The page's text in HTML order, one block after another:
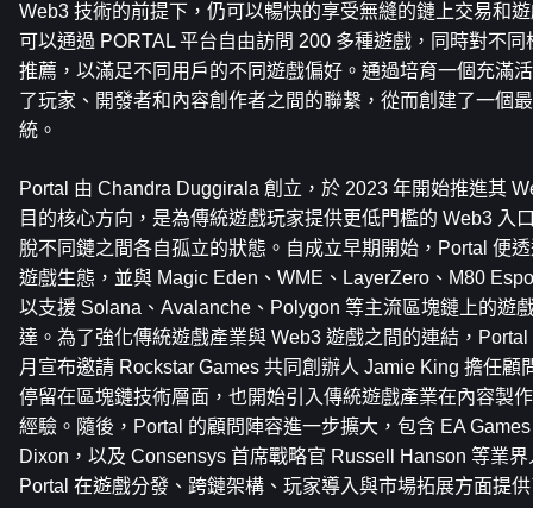
Web3 技術的前提下，仍可以暢快的享受無縫的鏈上交易和
可以通過 PORTAL 平台自由訪問 200 多種遊戲，同時對不
推薦，以滿足不同用戶的不同遊戲偏好。通過培育一個充滿
了玩家、開發者和內容創作者之間的聯繫，從而創建了一個
統。
Portal 由 Chandra Duggirala 創立，於 2023 年開始推進其
目的核心方向，是為傳統遊戲玩家提供更低門檻的 Web3 入
脫不同鏈之間各自孤立的狀態。自成立早期開始，Portal 便
遊戲生態，並與 Magic Eden、WME、LayerZero、M80
以支援 Solana、Avalanche、Polygon 等主流區塊鏈上的遊
達。為了強化傳統遊戲產業與 Web3 遊戲之間的連結，
月宣布邀請 Rockstar Games 共同創辦人 Jamie King 擔任顧
停留在區塊鏈技術層面，也開始引入傳統遊戲產業在內容製
經驗。隨後，Portal 的顧問陣容進一步擴大，包含 EA
Dixon，以及 Consensys 首席戰略官 Russell Hanson 等業
Portal 在遊戲分發、跨鏈架構、玩家導入與市場拓展方面提